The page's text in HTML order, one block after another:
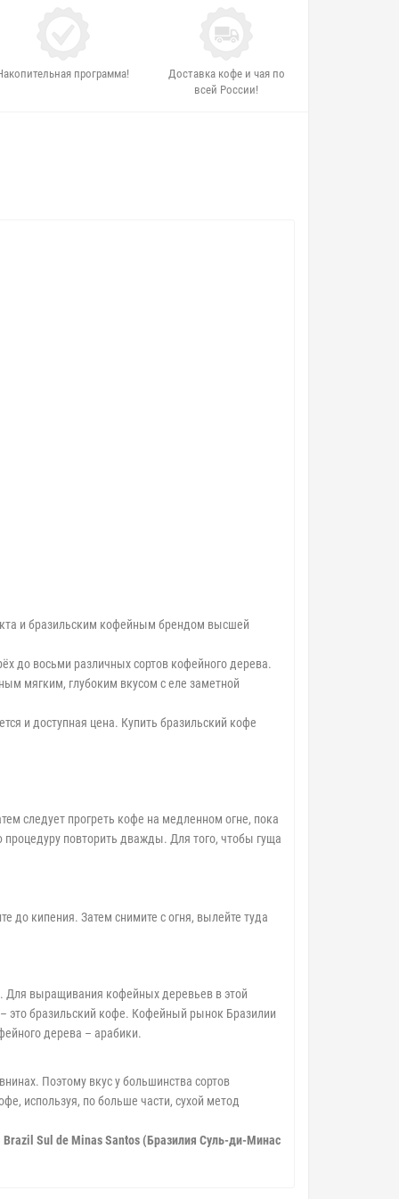
программа!
Доставка кофе и чая по
всей России!
и бразильским кофейным брендом высшей
до восьми различных сортов кофейного дерева.
мягким, глубоким вкусом с еле заметной
и доступная цена. Купить бразильский кофе
следует прогреть кофе на медленном огне, пока
процедуру повторить дважды. Для того, чтобы гуща
до кипения. Затем снимите с огня, вылейте туда
Для выращивания кофейных деревьев в этой
это бразильский кофе. Кофейный рынок Бразилии
дерева – арабики.
Поэтому вкус у большинства сортов
используя, по больше части, сухой метод
Brazil Sul de Minas Santos (Бразилия Суль-ди-Минас